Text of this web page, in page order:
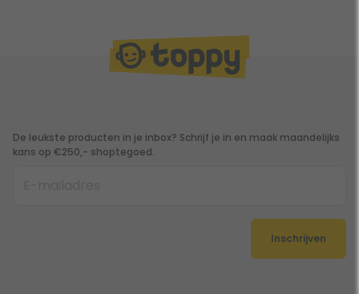
De leukste producten in je inbox? Schrijf je in en maak maandelijks
kans op €250,- shoptegoed.
Inschrijven